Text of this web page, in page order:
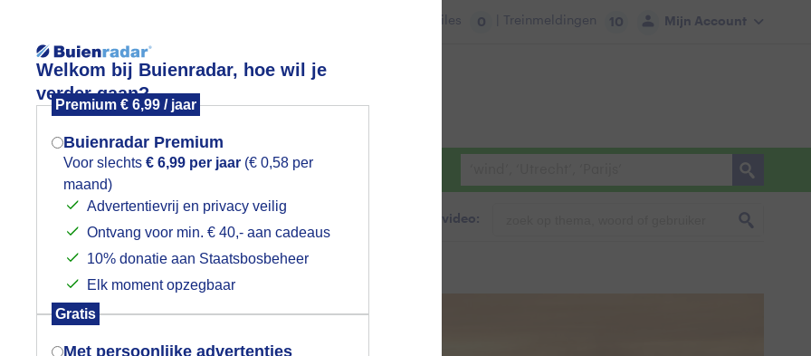
Welkom bij Buienradar, hoe wil je
verder gaan?
Premium € 6,99 / jaar
Buienradar Premium
Voor slechts € 6,99 per jaar (€ 0,58 per
maand)
Advertentievrij en privacy veilig
Ontvang voor min. € 40,- aan cadeaus
10% donatie aan Staatsbosbeheer
Elk moment opzegbaar
Gratis
Met persoonlijke advertenties
Mijn Account
Files 0 | Treinmeldingen 10
Foto en video Weerzine
Zoeken in foto & video:
Mogen we je locatie gebruiken voor
het weer?
Indien je hier nog geen akkoord op hebt
gegeven, verschijnt er zo een pop-up uit
je browser waarin deze toestemming